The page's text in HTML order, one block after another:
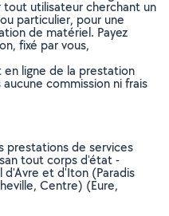
tout utilisateur cherchant un
particulier, pour une
de matériel. Payez
fixé par vous,
en ligne de la prestation
commission ni frais
prestations de services
tout corps d'état -
d'Avre et d'Iton (Paradis
Centre) (Eure,